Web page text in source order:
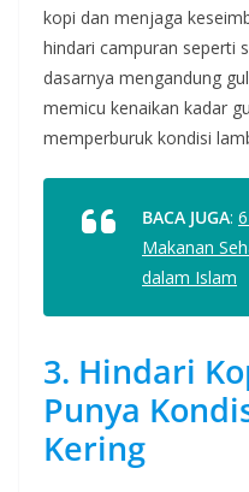
kopi dan menjaga
hindari campuran seperti
dasarnya mengandung
memicu kenaikan kadar
memperburuk kondisi
BACA JUGA:
Makanan
dalam Islam
3. Hindari
Punya
Kering